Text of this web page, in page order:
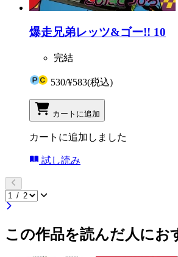
爆走兄弟レッツ&ゴー!! 10
完結
530/¥583(税込)
カートに追加
カートに追加しました
試し読み
この作品を読んだ人にお